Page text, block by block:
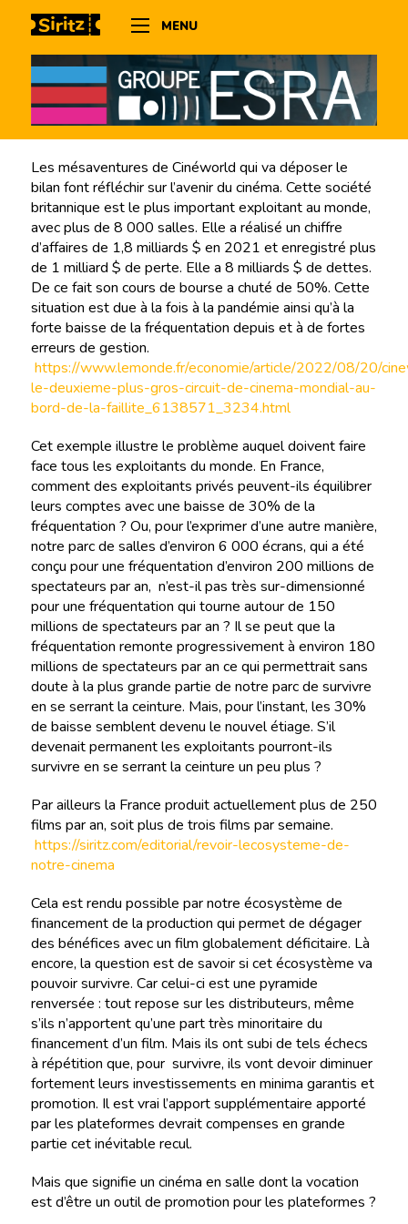
MENU
Les mésaventures de Cinéworld qui va déposer le
bilan font réfléchir sur l’avenir du cinéma. Cette société
britannique est le plus important exploitant au monde,
avec plus de 8 000 salles. Elle a réalisé un chiffre
d’affaires de 1,8 milliards $ en 2021 et enregistré plus
de 1 milliard $ de perte. Elle a 8 milliards $ de dettes.
De ce fait son cours de bourse a chuté de 50%. Cette
situation est due à la fois à la pandémie ainsi qu’à la
forte baisse de la fréquentation depuis et à de fortes
erreurs de gestion.
https://www.lemonde.fr/economie/article/2022/08/20/
le-deuxieme-plus-gros-circuit-de-cinema-mondial-au-
bord-de-la-faillite_6138571_3234.html
Cet exemple illustre le problème auquel doivent faire
face tous les exploitants du monde. En France,
comment des exploitants privés peuvent-ils équilibrer
leurs comptes avec une baisse de 30% de la
fréquentation ? Ou, pour l’exprimer d’une autre manière,
notre parc de salles d’environ 6 000 écrans, qui a été
conçu pour une fréquentation d’environ 200 millions de
spectateurs par an, n’est-il pas très sur-dimensionné
pour une fréquentation qui tourne autour de 150
millions de spectateurs par an ? Il se peut que la
fréquentation remonte progressivement à environ 180
millions de spectateurs par an ce qui permettrait sans
doute à la plus grande partie de notre parc de survivre
en se serrant la ceinture. Mais, pour l’instant, les 30%
de baisse semblent devenu le nouvel étiage. S’il
devenait permanent les exploitants pourront-ils
survivre en se serrant la ceinture un peu plus ?
Par ailleurs la France produit actuellement plus de 250
films par an, soit plus de trois films par semaine.
https://siritz.com/editorial/revoir-lecosysteme-de-
notre-cinema
Cela est rendu possible par notre écosystème de
financement de la production qui permet de dégager
des bénéfices avec un film globalement déficitaire. Là
encore, la question est de savoir si cet écosystème va
pouvoir survivre. Car celui-ci est une pyramide
renversée : tout repose sur les distributeurs, même
s’ils n’apportent qu’une part très minoritaire du
financement d’un film. Mais ils ont subi de tels échecs
à répétition que, pour survivre, ils vont devoir diminuer
fortement leurs investissements en minima garantis et
promotion. Il est vrai l’apport supplémentaire apporté
par les plateformes devrait compenses en grande
partie cet inévitable recul.
Mais que signifie un cinéma en salle dont la vocation
est d’être un outil de promotion pour les plateformes ?